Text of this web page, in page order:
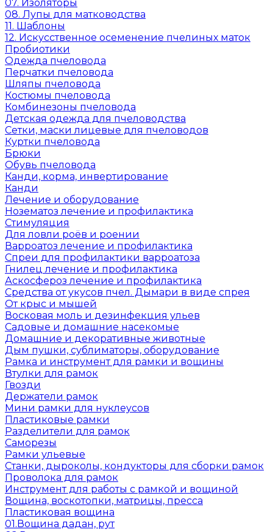
07. Изоляторы
08. Лупы для матководства
11. Шаблоны
12. Искусственное осеменение пчелиных маток
Пробиотики
Одежда пчеловода
Перчатки пчеловода
Шляпы пчеловода
Костюмы пчеловода
Комбинезоны пчеловода
Детская одежда для пчеловодства
Сетки, маски лицевые для пчеловодов
Куртки пчеловода
Брюки
Обувь пчеловода
Канди, корма, инвертирование
Канди
Лечение и оборудование
Нозематоз лечение и профилактика
Стимуляция
Для ловли роёв и роении
Варроатоз лечение и профилактика
Спреи для профилактики варроатоза
Гнилец лечение и профилактика
Аскосфероз лечение и профилактика
Средства от укусов пчел. Дымари в виде спрея
От крыс и мышей
Восковая моль и дезинфекция ульев
Садовые и домашние насекомые
Домашние и декоративные животные
Дым пушки, сублиматоры, оборудование
Рамка и инструмент для рамки и вощины
Втулки для рамок
Гвозди
Держатели рамок
Мини рамки для нуклеусов
Пластиковые рамки
Разделители для рамок
Саморезы
Рамки ульевые
Станки, дыроколы, кондукторы для сборки рамок
Проволока для рамок
Инструмент для работы с рамкой и вощиной
Вощина, воскотопки, матрицы, пресса
Пластиковая вощина
01.Вощина дадан, рут